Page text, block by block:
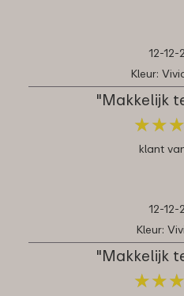
12-12-
Kleur:
"Makkelijk
★★★
★★★
klant
12-12-
Kleur:
"Makkelijk
★★★
★★★